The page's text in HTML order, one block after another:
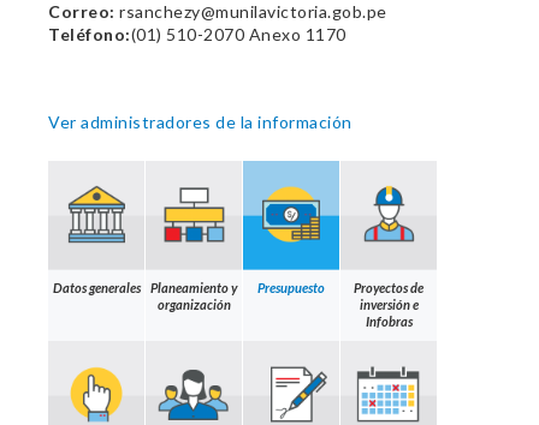
Correo: rsanchezy@munilavictoria.gob.pe
Teléfono:(01) 510-2070 Anexo 1170
Ver administradores de la información
Datos generales
Planeamiento y
organización
Presupuesto
Proyectos de
inversión e
Infobras